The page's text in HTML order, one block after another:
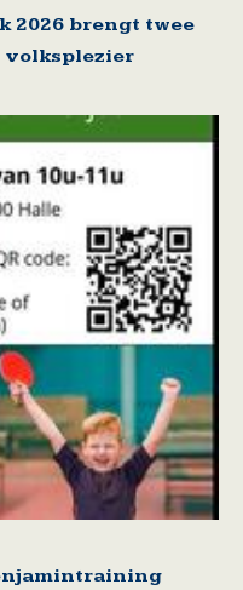
2026 brengt twee
volksplezier